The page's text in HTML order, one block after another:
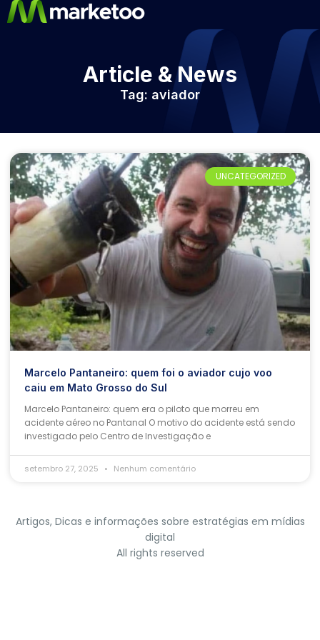
Article & News
Tag: aviador
UNCATEGORIZED
Marcelo Pantaneiro: quem foi o aviador cujo voo
caiu em Mato Grosso do Sul
Marcelo Pantaneiro: quem era o piloto que morreu em
acidente aéreo no Pantanal O motivo do acidente está sendo
investigado pelo Centro de Investigação e
setembro 27, 2025 Nenhum comentário
Artigos, Dicas e informações sobre estratégias em mídias
digital
All rights reserved